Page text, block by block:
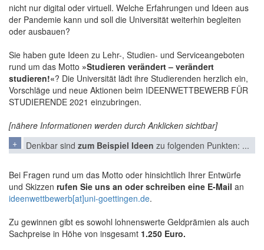
nicht nur digital oder virtuell. Welche Erfahrungen und Ideen aus
der Pandemie kann und soll die Universität weiterhin begleiten
oder ausbauen?
Sie haben gute Ideen zu Lehr-, Studien- und Serviceangeboten
rund um das Motto »Studieren verändert – verändert
studieren!«? Die Universität lädt ihre Studierenden herzlich ein,
Vorschläge und neue Aktionen beim IDEENWETTBEWERB FÜR
STUDIERENDE 2021 einzubringen.
[nähere Informationen werden durch Anklicken sichtbar]
Denkbar sind zum Beispiel Ideen zu folgenden Punkten: ...
Bei Fragen rund um das Motto oder hinsichtlich Ihrer Entwürfe
und Skizzen rufen Sie uns an oder schreiben eine E-Mail an
ideenwettbewerb[at]uni-goettingen.de.
Zu gewinnen gibt es sowohl lohnenswerte Geldprämien als auch
Sachpreise in Höhe von insgesamt 1.250 Euro.